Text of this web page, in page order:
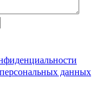
данных